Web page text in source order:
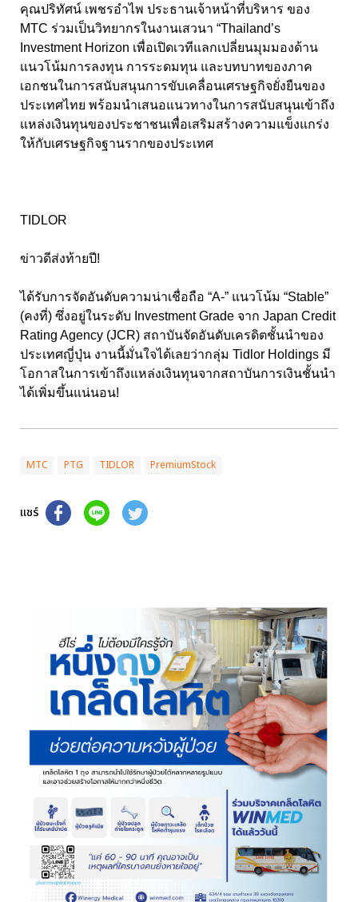
คุณปริทัศน์ เพชรอำไพ ประธานเจ้าหน้าที่บริหาร ของ
MTC ร่วมเป็นวิทยากรในงานเสวนา “Thailand’s
Investment Horizon เพื่อเปิดเวทีแลกเปลี่ยนมุมมองด้าน
แนวโน้มการลงทุน การระดมทุน และบทบาทของภาค
เอกชนในการสนับสนุนการขับเคลื่อนเศรษฐกิจยั่งยืนของ
ประเทศไทย พร้อมนำเสนอแนวทางในการสนับสนุนเข้าถึง
แหล่งเงินทุนของประชาชนเพื่อเสริมสร้างความแข็งแกร่ง
ให้กับเศรษฐกิจฐานรากของประเทศ
TIDLOR
ข่าวดีส่งท้ายปี!
ได้รับการจัดอันดับความน่าเชื่อถือ “A-” แนวโน้ม “Stable”
(คงที่) ซึ่งอยู่ในระดับ Investment Grade จาก Japan Credit
Rating Agency (JCR) สถาบันจัดอันดับเครดิตชั้นนำของ
ประเทศญี่ปุ่น งานนี้มั่นใจได้เลยว่ากลุ่ม Tidlor Holdings มี
โอกาสในการเข้าถึงแหล่งเงินทุนจากสถาบันการเงินชั้นนำ
ได้เพิ่มขึ้นแน่นอน!
MTC PTG TIDLOR PremiumStock
แชร์